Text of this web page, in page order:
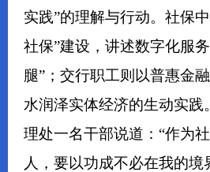
实践”的理解与行动。社保
社保”建设，讲述数字化服
腿”；交行职工则以普惠金
水润泽实体经济的生动实践
理处一名干部说道：“作为
人，要以功成不必在我的